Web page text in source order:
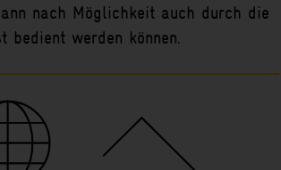
nach Mög­lich­keit auch durch die
be­dient werden können.